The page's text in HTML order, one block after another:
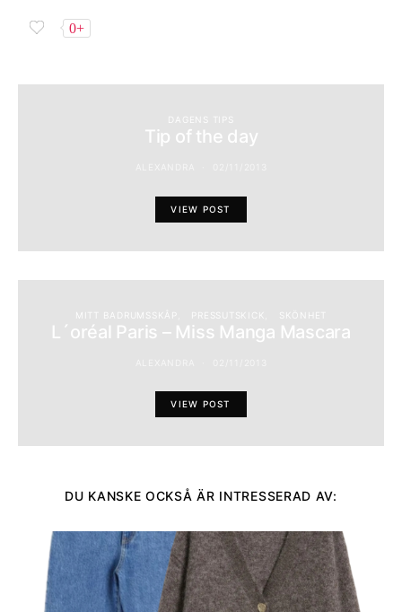
0+
DAGENS TIPS
Tip of the day
VIEW POST
MITT BADRUMSSKÅP PRESSUTSKICK SKÖNHET
L´oréal Paris – Miss Manga Mascara
VIEW POST
DU KANSKE OCKSÅ ÄR INTRESSERAD AV: